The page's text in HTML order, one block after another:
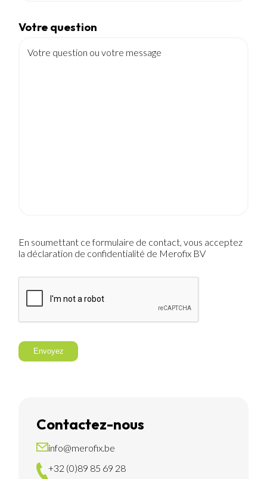
Votre question
Votre question ou votre message
En soumettant ce formulaire de contact, vous acceptez
la déclaration de confidentialité de Merofix BV
Envoyez
Contactez-nous
info@merofix.be
+32 (0)89 85 69 28